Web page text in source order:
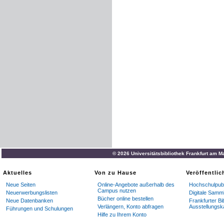
© 2026 Universitätsbibliothek Frankfurt am
Aktuelles
Neue Seiten
Neuerwerbungslisten
Neue Datenbanken
Führungen und Schulungen
Von zu Hause
Online-Angebote außerhalb des
Campus nutzen
Bücher online bestellen
Verlängern, Konto abfragen
Hilfe zu Ihrem Konto
Digitale
Frankfurter